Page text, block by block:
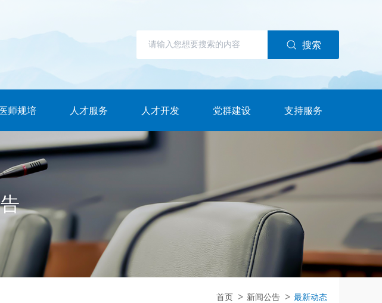
搜索
师规培 人才服务 人才开发 党群建设 支持服务
首页 新闻公告 最新动态